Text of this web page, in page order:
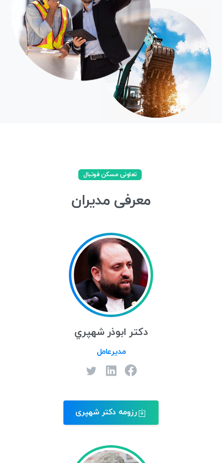
تعاونی مسکن فوتبال
معرفی مدیران
دكتر ابوذر شهپري
مدیرعامل
رزومه دکتر شهپری